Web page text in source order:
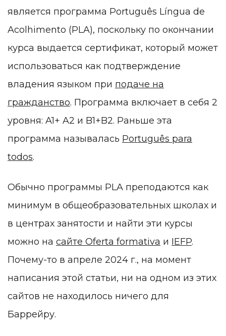
является программа Português Língua de
Acolhimento (PLA), поскольку по окончании
курса выдается сертификат, который может
использоваться как подтверждение
владения языком при подаче на
гражданство. Программа включает в себя 2
уровня: A1+ A2 и B1+B2. Раньше эта
программа называлась Português para
todos.
Обычно программы PLA преподаются как
минимум в общеобразовательных школах и
в центрах занятости и найти эти курсы
можно на сайте Oferta formativa и IEFP.
Почему-то в апреле 2024 г., на момент
написания этой статьи, ни на одном из этих
сайтов не находилось ничего для
Баррейру.